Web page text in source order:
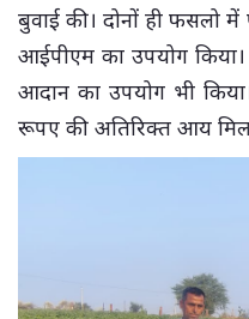
बुवाई की। दोनों ही फसलो
आईपीएम का उपयोग
आदान का उपयोग भी
रूपए की अतिरिक्त आय